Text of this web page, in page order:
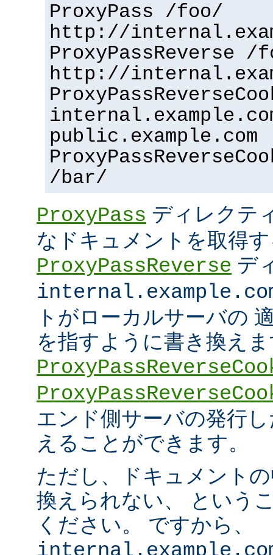
ProxyPass /foo/
http://
ProxyPassReverse /
http://
public.example.com
/bar/
ProxyPass ディレクテ
なドキュメントを取得
ProxyPassReverse デ
トがローカルサーバの
を指すように書き換え
エンド側サーバの発行
えることができます。
ただし、ドキュメント
換えられない、 という
ください。 ですから、